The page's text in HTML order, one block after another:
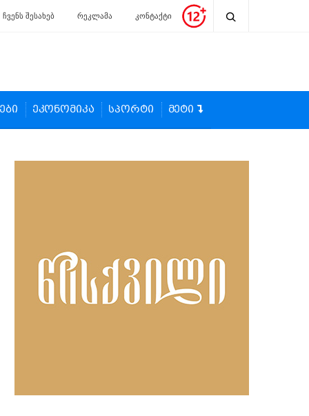
ჩვენს შესახებ რეკლამა კონტაქტი
ეკონომიკა სპორტი მეტი